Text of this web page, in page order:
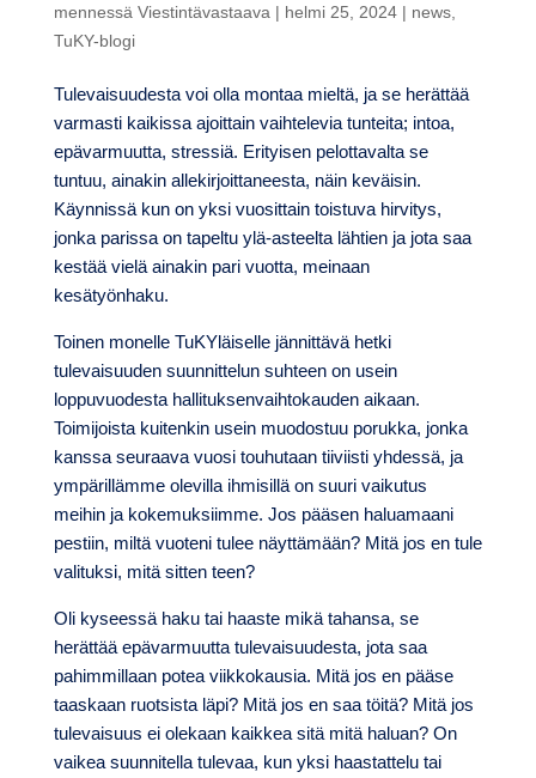
mennessä Viestintävastaava | helmi 25, 2024| news,
TuKY-blogi
Tulevaisuudesta voi olla montaa mieltä, ja se herättää
varmasti kaikissa ajoittain vaihtelevia tunteita; intoa,
epävarmuutta, stressiä. Erityisen pelottavalta se
tuntuu, ainakin allekirjoittaneesta, näin keväisin.
Käynnissä kun on yksi vuosittain toistuva hirvitys,
jonka parissa on tapeltu ylä-asteelta lähtien ja jota saa
kestää vielä ainakin pari vuotta, meinaan
kesätyönhaku.
Toinen monelle TuKYläiselle jännittävä hetki
tulevaisuuden suunnittelun suhteen on usein
loppuvuodesta hallituksenvaihtokauden aikaan.
Toimijoista kuitenkin usein muodostuu porukka, jonka
kanssa seuraava vuosi touhutaan tiiviisti yhdessä, ja
ympärillämme olevilla ihmisillä on suuri vaikutus
meihin ja kokemuksiimme. Jos pääsen haluamaani
pestiin, miltä vuoteni tulee näyttämään? Mitä jos en tule
valituksi, mitä sitten teen?
Oli kyseessä haku tai haaste mikä tahansa, se
herättää epävarmuutta tulevaisuudesta, jota saa
pahimmillaan potea viikkokausia. Mitä jos en pääse
taaskaan ruotsista läpi? Mitä jos en saa töitä? Mitä jos
tulevaisuus ei olekaan kaikkea sitä mitä haluan? On
vaikea suunnitella tulevaa, kun yksi haastattelu tai